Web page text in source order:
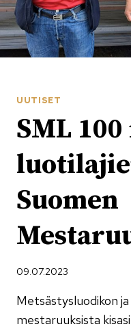
UUTISET
SML 100
Suomen
09.07.2023
Metsästysluodikon
mestaruuksista